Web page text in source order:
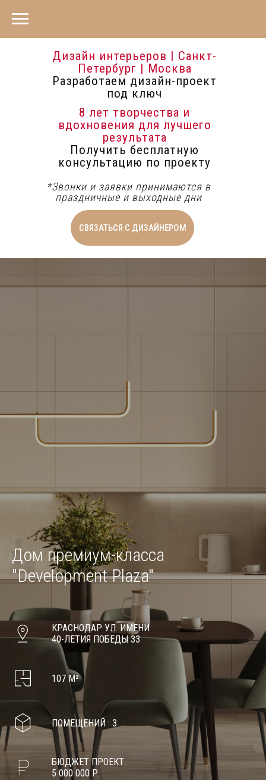
СВЯЗАТЬСЯ С ДИЗАЙНЕРОМ
Дизайн интерьеров | Санкт-
Петербург | Москва
Разработаем дизайн-проект
под ключ
*Звонки и заявки принимаются в
праздничные и выходные дни
8 лет творчества и
вдохновения для лучшего
результата
Получить бесплатную
консультацию по проекту
Дом премиум-класса
"Development Plaza"
КРАСНОДАР УЛ. ИМЕНИ
40-ЛЕТИЯ ПОБЕДЫ 33
107 М²
ПОМЕЩЕНИЙ : 3
БЮДЖЕТ ПРОЕКТ:
5 000 000 Р.